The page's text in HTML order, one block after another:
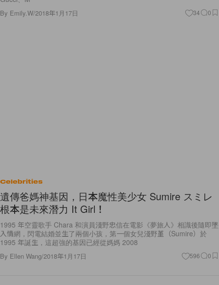
By Emily.W/2018年1月17日 34 0
Celebrities
遺傳爸媽神基因，日本魔性美少女 Sumire スミレ
根本是未來潛力 It Girl！
1995 年空靈歌手 Chara 和演員淺野忠信在電影《夢旅人》相識後隨即墜
入情網，閃電結婚並生了兩個小孩，第一個女兒淺野堇（Sumire）於
1995 年誕生，這超強的基因已經從媽媽 2008
By Ellen Wang/2018年1月17日 596 0